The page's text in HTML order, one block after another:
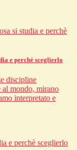
e perchè sceglierlo
discipline
al mondo, mirano
interpretato e